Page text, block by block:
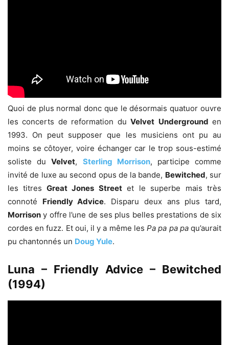
Quoi de plus normal donc que le désormais quatuor ouvre
les concerts de reformation duVelvet Underground en
1993. On peut supposer que les musiciens ont pu au
moins se côtoyer, voire échanger car le trop sous-estimé
soliste duVelvet, Sterling Morrison, participe comme
invité de luxe au second opus de la bande, Bewitched, sur
les titres Great Jones Streetet le superbe mais très
connoté Friendly Advice. Disparu deux ans plus tard,
Morrison y offre l’une de ses plus belles prestations de six
cordes en fuzz. Et oui, il y a même lesPa pa pa paqu’aurait
pu chantonnés un Doug Yule.
Luna – Friendly Advice – Bewitched
(1994)